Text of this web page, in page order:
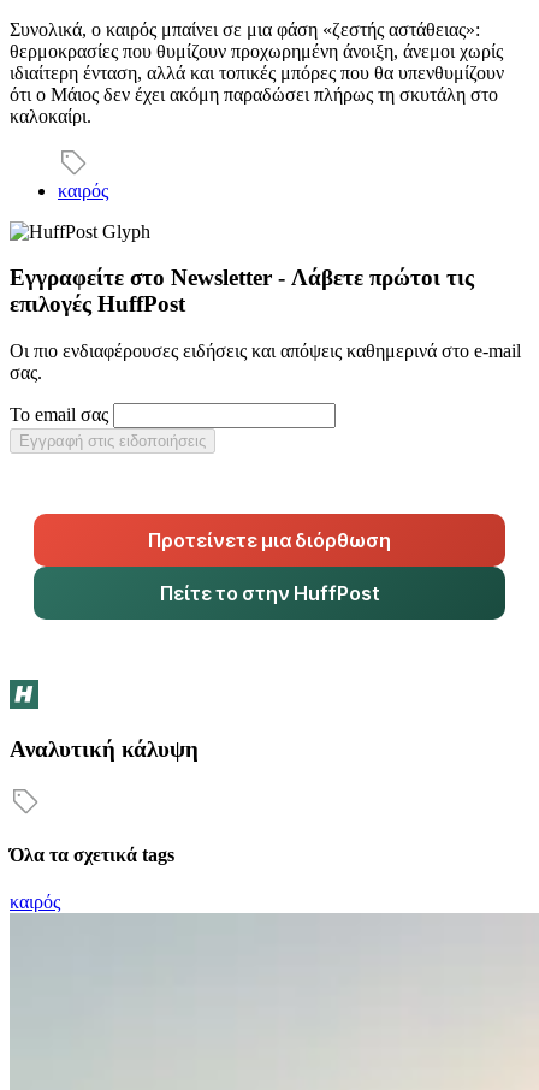
Συνολικά, ο καιρός μπαίνει σε μια φάση «ζεστής αστάθειας»:
θερμοκρασίες που θυμίζουν προχωρημένη άνοιξη, άνεμοι χωρίς
ιδιαίτερη ένταση, αλλά και τοπικές μπόρες που θα υπενθυμίζουν
ότι ο Μάιος δεν έχει ακόμη παραδώσει πλήρως τη σκυτάλη στο
καλοκαίρι.
καιρός
Εγγραφείτε στο Newsletter - Λάβετε πρώτοι τις
επιλογές HuffPost
Οι πιο ενδιαφέρουσες ειδήσεις και απόψεις καθημερινά στο e-mail
σας.
Το email σας
Εγγραφή στις ειδοποιήσεις
Προτείνετε μια διόρθωση
Πείτε το στην HuffPost
Αναλυτική κάλυψη
Όλα τα σχετικά tags
καιρός